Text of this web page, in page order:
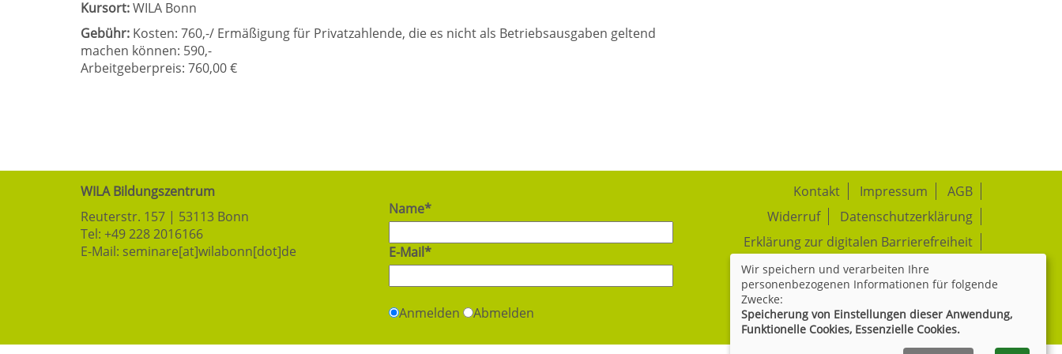
Kursort:WILA Bonn
Gebühr: Kosten: 760,-/ Ermäßigung für Privatzahlende, die es nicht als Betriebsausgaben geltend
machen können: 590,-
Arbeitgeberpreis: 760,00 €
WILA Bildungszentrum
Reuterstr. 157 | 53113 Bonn
Tel: +49 228 2016166
E-Mail: seminare[at]wilabonn[dot]de
Name*
E-Mail*
Anmelden Abmelden
Kontakt Impressum
AGB
Widerruf
Datenschutzerklärung
Erklärung zur digitalen Barrierefreiheit
Cookie Einstellungen
Widerrufsformular
Wir speichern und verarbeiten Ihre
personenbezogenen Informationen für folgende
Zwecke:
Speicherung von Einstellungen dieser Anwendung,
Funktionelle Cookies, Essenzielle Cookies.